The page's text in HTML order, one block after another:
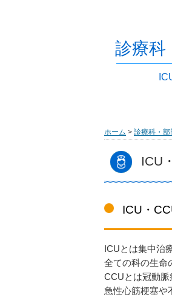
診療科
ホーム > 診療科・部
ICU
ICU・
ICUとは集中治
全ての科の生命
CCUとは冠動脈
急性心筋梗塞や